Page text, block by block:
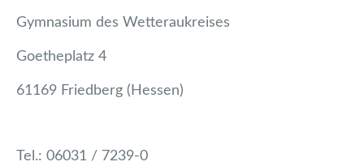
Gymnasium des Wetteraukreises
Goetheplatz 4
61169 Friedberg (Hessen)
Tel.: 06031 / 7239-0